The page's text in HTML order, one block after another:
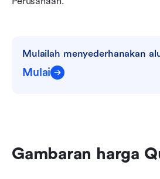
Mulailah menyederhanakan
Mulai
Gambaran harga